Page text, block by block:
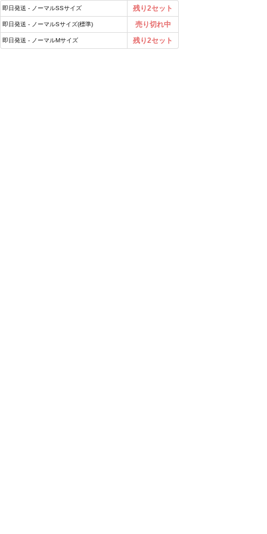
即日発送 - ノーマルSSサイズ 残り2セット
即日発送 - ノーマルSサイズ(標準) 売り切れ中
即日発送 - ノーマルMサイズ 残り2セット